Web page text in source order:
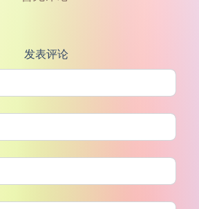
发表评论